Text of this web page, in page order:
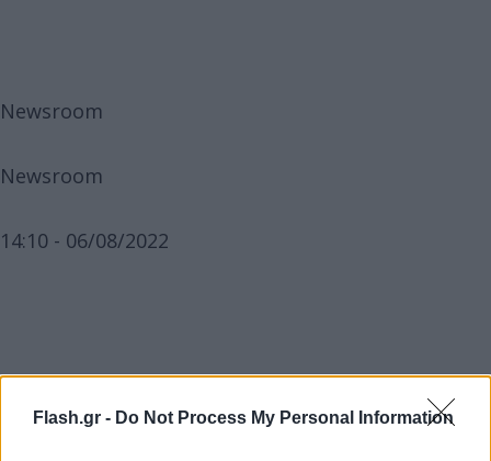
Flash.gr - Do Not Process My Personal Information
Newsroom
Newsroom
14:10 - 06/08/2022